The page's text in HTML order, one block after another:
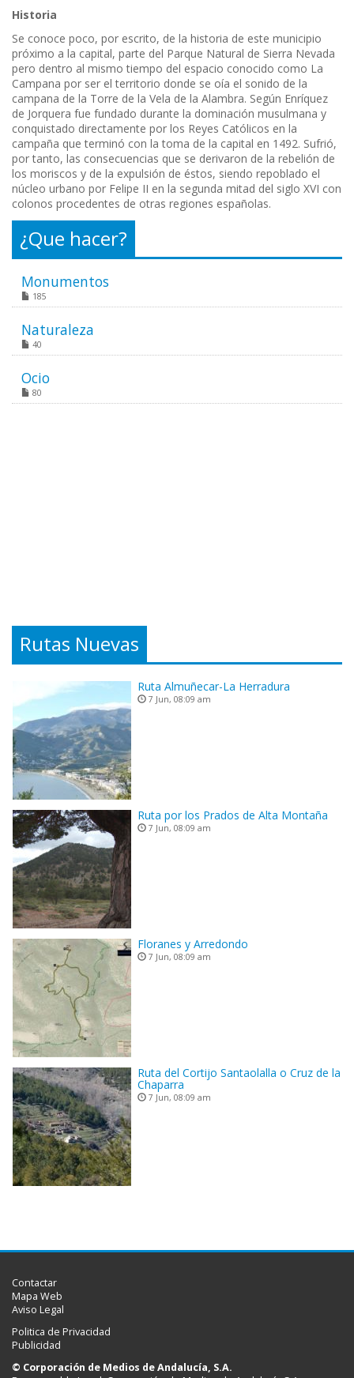
Historia
Se conoce poco, por escrito, de la historia de este municipio
próximo a la capital, parte del Parque Natural de Sierra Nevada
pero dentro al mismo tiempo del espacio conocido como La
Campana por ser el territorio donde se oía el sonido de la
campana de la Torre de la Vela de la Alambra. Según Enríquez
de Jorquera fue fundado durante la dominación musulmana y
conquistado directamente por los Reyes Católicos en la
campaña que terminó con la toma de la capital en 1492. Sufrió,
por tanto, las consecuencias que se derivaron de la rebelión de
los moriscos y de la expulsión de éstos, siendo repoblado el
núcleo urbano por Felipe II en la segunda mitad del siglo XVI con
colonos procedentes de otras regiones españolas.
¿Que hacer?
Monumentos
185
Naturaleza
40
Ocio
80
Rutas Nuevas
Ruta Almuñecar-La Herradura
7 Jun, 08:09 am
Ruta por los Prados de Alta Montaña
7 Jun, 08:09 am
Floranes y Arredondo
7 Jun, 08:09 am
Ruta del Cortijo Santaolalla o Cruz de la
Chaparra
7 Jun, 08:09 am
Contactar
Mapa Web
Aviso Legal
Politica de Privacidad
Publicidad
© Corporación de Medios de Andalucía, S.A.